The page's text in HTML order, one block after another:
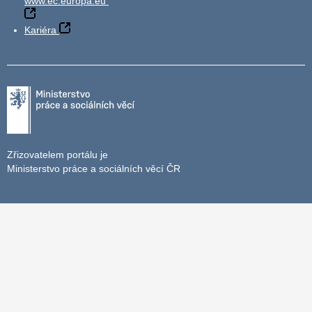
Kariéra
Zřizovatelem portálu je
Ministerstvo práce a sociálních věcí ČR